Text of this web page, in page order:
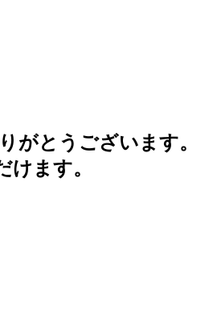
がとうございます。
ます。